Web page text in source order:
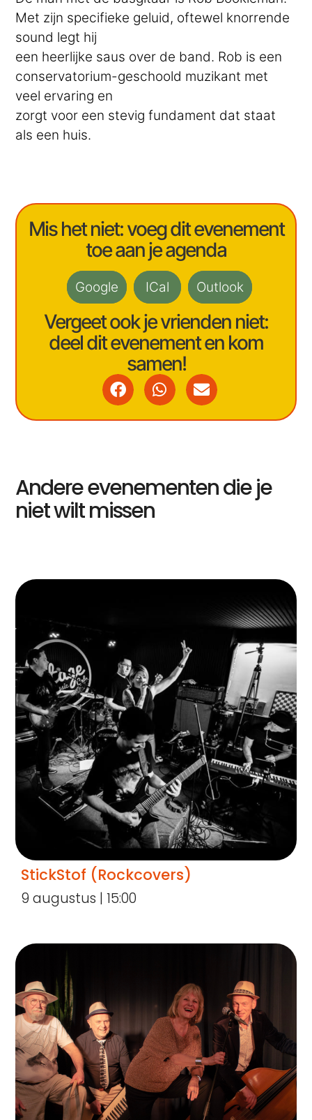
Met zijn specifieke geluid, oftewel knorrende
sound legt hij
een heerlijke saus over de band. Rob is een
conservatorium-geschoold muzikant met
veel ervaring en
zorgt voor een stevig fundament dat staat
als een huis.
Mis het niet: voeg dit evenement
toe aan je agenda
Google ICal Outlook
Vergeet ook je vrienden niet:
deel dit evenement en kom
samen!
Andere evenementen die je
niet wilt missen
StickStof (Rockcovers)
9 augustus | 15:00